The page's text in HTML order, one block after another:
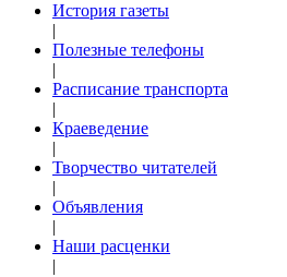
История газеты
|
Полезные телефоны
|
Расписание транспорта
|
Краеведение
|
Творчество читателей
|
Объявления
|
Наши расценки
|